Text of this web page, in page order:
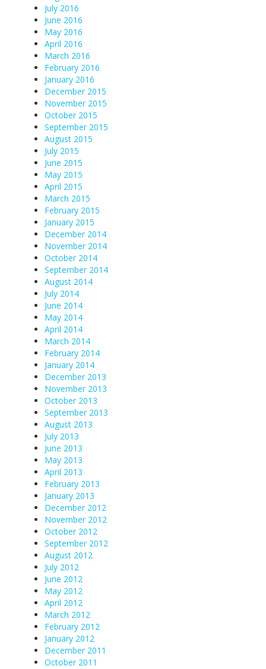
July 2016
June 2016
May 2016
April 2016
March 2016
February 2016
January 2016
December 2015
November 2015
October 2015
September 2015
August 2015
July 2015
June 2015
May 2015
April 2015
March 2015
February 2015
January 2015
December 2014
November 2014
October 2014
September 2014
August 2014
July 2014
June 2014
May 2014
April 2014
March 2014
February 2014
January 2014
December 2013
November 2013
October 2013
September 2013
August 2013
July 2013
June 2013
May 2013
April 2013
February 2013
January 2013
December 2012
November 2012
October 2012
September 2012
August 2012
July 2012
June 2012
May 2012
April 2012
March 2012
February 2012
January 2012
December 2011
October 2011